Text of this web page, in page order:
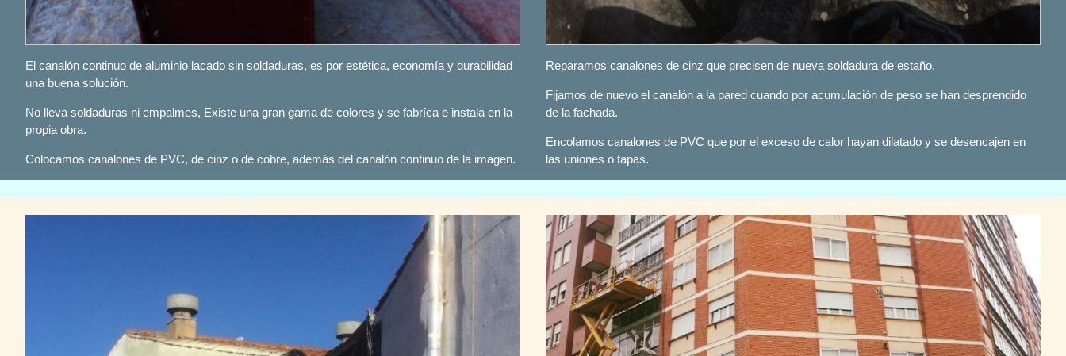
El canalón continuo de aluminio lacado sin soldaduras, es por estética, economía y durabilidad
una buena solución.
No lleva soldaduras ni empalmes, Existe una gran gama de colores y se fabríca e instala en la
propia obra.
Colocamos canalones de PVC, de cinz o de cobre, además del canalón continuo de la imagen.
Reparamos canalones de cinz que precisen de nueva soldadura de estaño.
Fijamos de nuevo el canalón a la pared cuando por acumulación de peso se han desprendido
de la fachada.
Encolamos canalones de PVC que por el exceso de calor hayan dilatado y se desencajen en
las uniones o tapas.